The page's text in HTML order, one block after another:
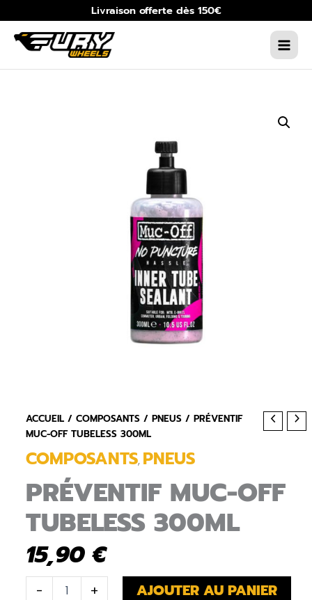
au
contenu
Livraison offerte dès 150€
MAIN
ACCUEIL /COMPOSANTS /PNEUS / PRÉVENTIF
MUC-OFF TUBELESS 300ML
COMPOSANTS, PNEUS
PRÉVENTIF MUC-OFF
TUBELESS 300ML
15,90€
-
QUANTITÉ
+ AJOUTER AU PANIER